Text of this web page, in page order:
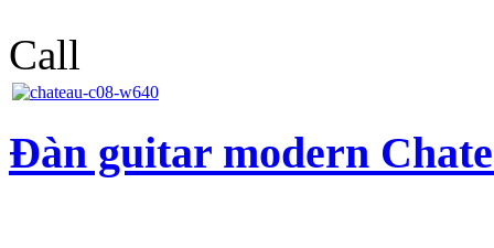
Call
Đàn guitar modern